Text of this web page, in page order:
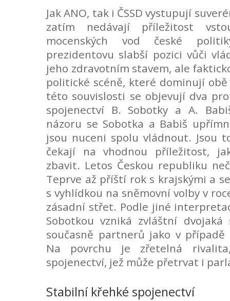
Jak ANO, tak i ČSSD vystupují
zatím nedávají příležitost
mocenských vod české
prezidentovu slabší pozici vůči
jeho zdravotním stavem, ale
politické scéně, které dominují
této souvislosti se objevují dva
spojenectví B. Sobotky a A.
názoru se Sobotka a Babiš
jsou nuceni spolu vládnout. Jsou
čekají na vhodnou příležitost,
zbavit. Letos Českou republiku
Teprve až příští rok s krajskými a
s vyhlídkou na sněmovní volby v
zásadní střet. Podle jiné
Sobotkou vzniká zvláštní
současně partnerů jako v případě
Na povrchu je zřetelná
spojenectví, jež může přetrvat i
Stabilní křehké spojenectví